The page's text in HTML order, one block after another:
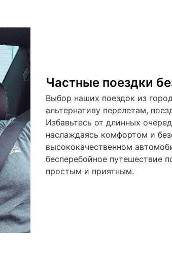
Частные поездки
Выбор наших поездок из
альтернативу перелетам,
Избавьтесь от длинных
наслаждаясь комфортом и
высококачественном
бесперебойное путешествие
простым и приятным.